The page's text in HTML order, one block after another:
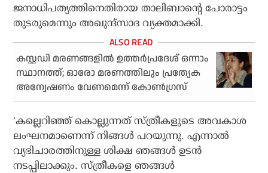
ജനാധിപത്യത്തിനെതിരായ താലിബാന്റെ പോരാട്ടം
തുടരുമെന്നും അഖുന്ദ്‌സാദ വ്യക്തമാക്കി.
കസ്റ്റഡി മരണങ്ങളില്‍ ഉത്തര്‍പ്രദേശ് ഒന്നാം
സ്ഥാനത്ത്; ഓരോ മരണത്തിലും പ്രത്യേക
അന്വേഷണം വേണമെന്ന് കോണ്‍ഗ്രസ്
‘കല്ലെറിഞ്ഞ് കൊല്ലുന്നത് സ്ത്രീകളുടെ അവകാശ
ലംഘനമാണെന്ന് നിങ്ങള്‍ പറയുന്നു. എന്നാല്‍
വ്യഭിചാരത്തിനുള്ള ശിക്ഷ ഞങ്ങള്‍ ഉടന്‍
നടപ്പിലാക്കും. സ്ത്രീകളെ ഞങ്ങള്‍